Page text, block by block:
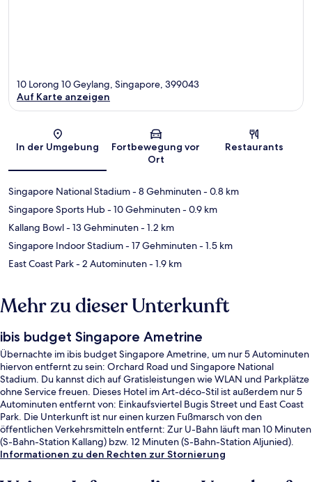
Karte
10 Lorong 10 Geylang, Singapore, 399043
Auf Karte anzeigen
In der Umgebung
Fortbewegung vor
Ort
Restaurants
Singapore National Stadium- 8 Gehminuten- 0.8 km
Singapore Sports Hub- 10 Gehminuten- 0.9 km
Kallang Bowl- 13 Gehminuten- 1.2 km
Singapore Indoor Stadium- 17 Gehminuten- 1.5 km
East Coast Park- 2 Autominuten- 1.9 km
Mehr zu dieser Unterkunft
ibis budget Singapore Ametrine
Übernachte im ibis budget Singapore Ametrine, um nur 5 Autominuten
hiervon entfernt zu sein: Orchard Road und Singapore National
Stadium. Du kannst dich auf Gratisleistungen wie WLAN und Parkplätze
ohne Service freuen. Dieses Hotel im Art-déco-Stil ist außerdem nur 5
Autominuten entfernt von: Einkaufsviertel Bugis Street und East Coast
Park. Die Unterkunft ist nur einen kurzen Fußmarsch von den
öffentlichen Verkehrsmitteln entfernt: Zur U-Bahn läuft man 10 Minuten
(S-Bahn-Station Kallang) bzw. 12 Minuten (S-Bahn-Station Aljunied).
Informationen zu den Rechten zur Stornierung